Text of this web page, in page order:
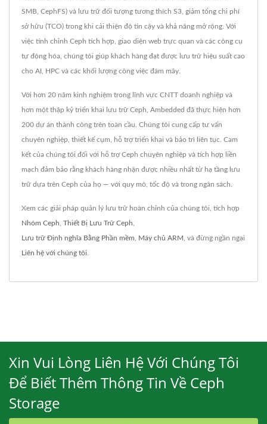
SMB, CephFS) và lưu trữ đối tượng tương thích S3, giảm tổng chi phí
sở hữu (TCO) trong khi cải thiện độ tin cậy và khả năng mở rộng. Với
việc tinh chỉnh Ceph tích hợp, giao diện web trực quan và các công cụ
tự động hóa, chúng tôi giúp khách hàng đạt được lưu trữ hiệu suất cao
cho AI, HPC và các khối lượng công việc đám mây.
Với hơn 20 năm kinh nghiệm trong lĩnh vực CNTT doanh nghiệp và
hơn một thập kỷ triển khai lưu trữ Ceph, Ambedded đã thực hiện hơn
200 dự án thành công trên toàn cầu. Chúng tôi cung cấp tư vấn
chuyên nghiệp, thiết kế cụm, hỗ trợ triển khai và bảo trì liên tục. Cam
kết của chúng tôi đối với hỗ trợ Ceph chuyên nghiệp và tích hợp liền
mạch đảm bảo rằng khách hàng nhận được nhiều nhất từ hạ tầng lưu
trữ dựa trên Ceph của họ — với quy mô, tốc độ và trong ngân sách.
Xem các giải pháp quản lý lưu trữ hoàn chỉnh của chúng tôi, tích hợp
Nhóm Ceph Thiết Bị Lưu Trữ Ceph
Lưu trữ Định nghĩa Bằng Phần mềm Máy chủ ARM , và đừng ngần ngại
Liên hệ với chúng tôi
Xin Vui Lòng Liên Hệ Với Chúng Tôi
Để Biết Thêm Thông Tin Về Ceph
Storage